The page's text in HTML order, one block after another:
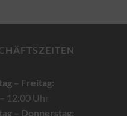
– Freitag:
12:00 Uhr
– Donnerstag: